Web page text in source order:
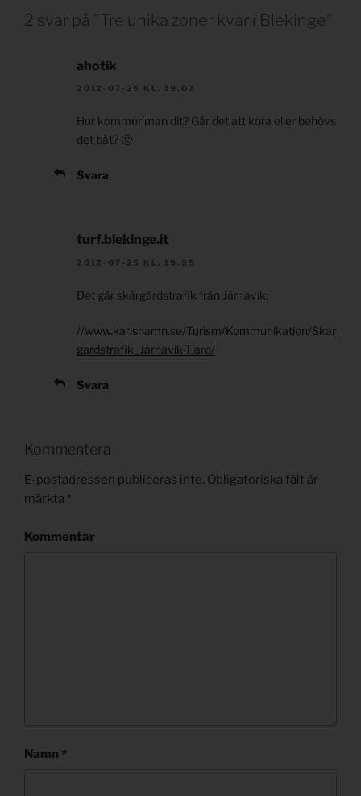
2 svar på ”Tre unika zoner kvar i Blekinge”
ahotik
2012-07-25 KL. 19.07
Hur kommer man dit? Går det att köra eller behövs
det båt? 🙂
Svara
turf.blekinge.it
2012-07-25 KL. 19.35
Det går skärgårdstrafik från Järnavik:
//www.karlshamn.se/Turism/Kommunikation/Skar
gardstrafik_Jarnavik-Tjaro/
Svara
Kommentera
E-postadressen publiceras inte. Obligatoriska fält är
märkta *
Kommentar
Namn *